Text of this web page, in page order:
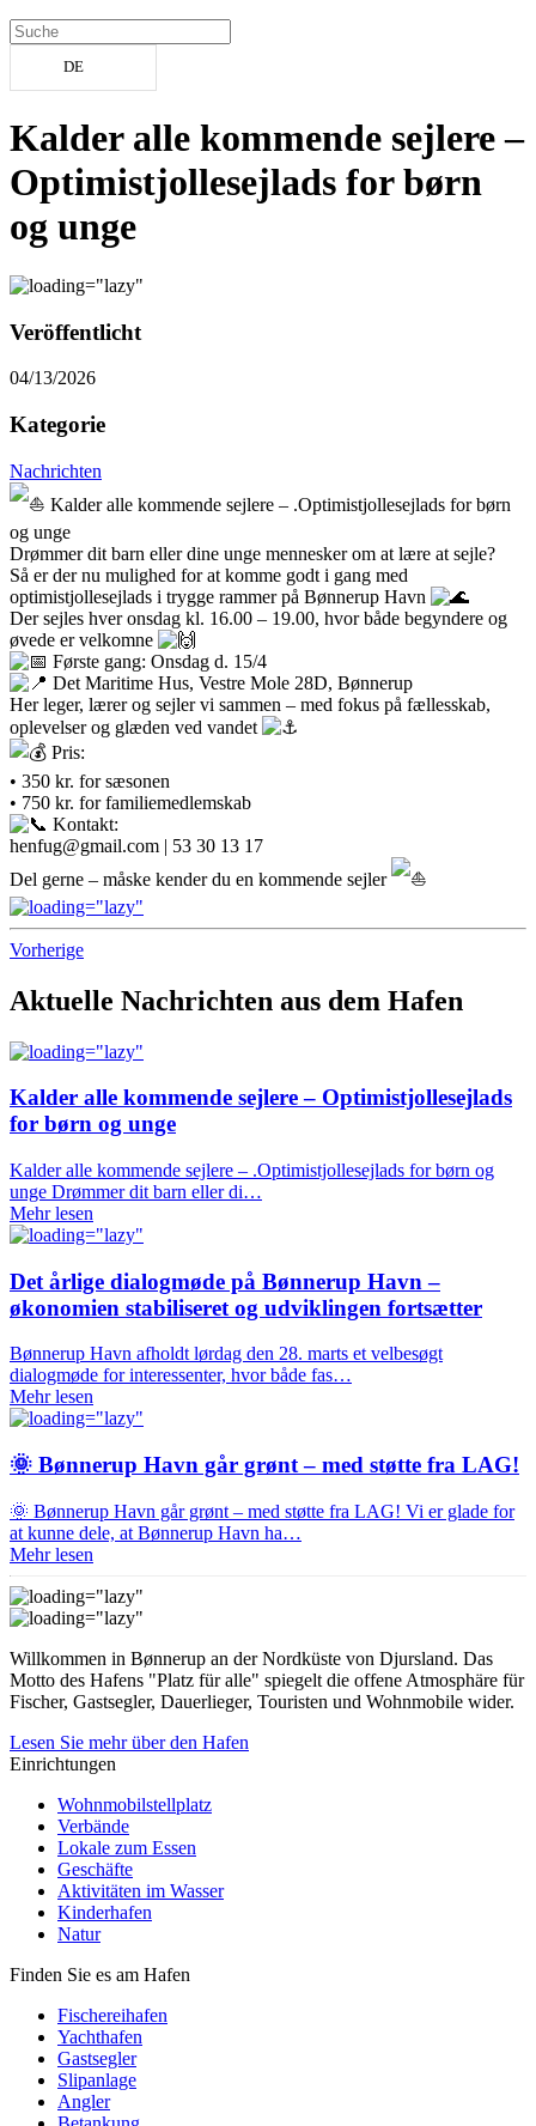
DE
Kalder alle kommende sejlere –
Optimistjollesejlads for børn
og unge
Veröffentlicht
04/13/2026
Kategorie
Nachrichten
Kalder alle kommende sejlere – .Optimistjollesejlads for børn
og unge
Drømmer dit barn eller dine unge mennesker om at lære at sejle?
Så er der nu mulighed for at komme godt i gang med
optimistjollesejlads i trygge rammer på Bønnerup Havn
Der sejles hver onsdag kl. 16.00 – 19.00, hvor både begyndere og
øvede er velkomne
Første gang: Onsdag d. 15/4
Det Maritime Hus, Vestre Mole 28D, Bønnerup
Her leger, lærer og sejler vi sammen – med fokus på fællesskab,
oplevelser og glæden ved vandet
Pris:
• 350 kr. for sæsonen
• 750 kr. for familiemedlemskab
Kontakt:
henfug@gmail.com | 53 30 13 17
Del gerne – måske kender du en kommende sejler
Vorherige
Aktuelle Nachrichten aus dem Hafen
Kalder alle kommende sejlere – Optimistjollesejlads
for børn og unge
Kalder alle kommende sejlere – .Optimistjollesejlads for børn og
unge Drømmer dit barn eller di…
Mehr lesen
Det årlige dialogmøde på Bønnerup Havn –
økonomien stabiliseret og udviklingen fortsætter
Bønnerup Havn afholdt lørdag den 28. marts et velbesøgt
dialogmøde for interessenter, hvor både fas…
Mehr lesen
🌞 Bønnerup Havn går grønt – med støtte fra LAG!
🌞 Bønnerup Havn går grønt – med støtte fra LAG! Vi er glade for
at kunne dele, at Bønnerup Havn ha…
Mehr lesen
Willkommen in Bønnerup an der Nordküste von Djursland. Das
Motto des Hafens "Platz für alle" spiegelt die offene Atmosphäre für
Fischer, Gastsegler, Dauerlieger, Touristen und Wohnmobile wider.
Lesen Sie mehr über den Hafen
Einrichtungen
Wohnmobilstellplatz
Verbände
Lokale zum Essen
Geschäfte
Aktivitäten im Wasser
Kinderhafen
Natur
Finden Sie es am Hafen
Fischereihafen
Yachthafen
Gastsegler
Slipanlage
Angler